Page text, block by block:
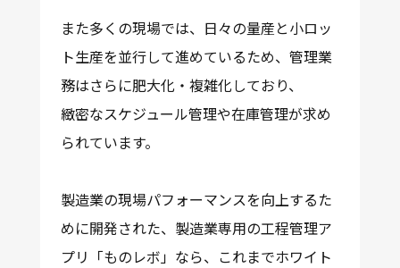
また多くの現場では、日々の量産と小ロッ
ト生産を並行して進めているため、管理業
務はさらに肥大化・複雑化しており、
緻密なスケジュール管理や在庫管理が求め
られています。
製造業の現場パフォーマンスを向上するた
めに開発された、製造業専用の工程管理ア
プリ「ものレボ」なら、これまでホワイト